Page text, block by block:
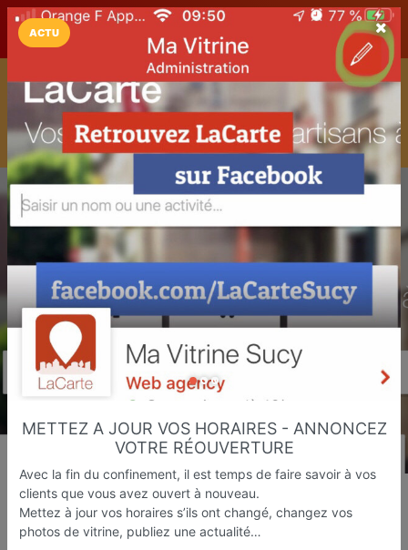
LaCarte LaCarte sur
Play Store
Installez l'App LaCarte
Téléchargez gratuitement l'app LaCarte pour suivre vos
commerces favoris et ne rien rater !
Télécharger Plus tard
LaCarte Sucy
Web agency
Sucy-en-Brie
ACTU
METTEZ A JOUR VOS HORAIRES - ANNONCEZ
VOTRE RÉOUVERTURE
Avec la fin du confinement, il est temps de faire savoir à vos
clients que vous avez ouvert à nouveau.
Mettez à jour vos horaires s’ils ont changé, changez vos
photos de vitrine, publiez une actualité…